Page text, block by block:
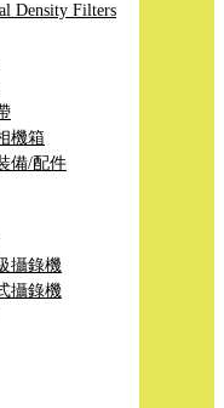
Density Filters
機箱
備/配件
攝錄機
攝錄機